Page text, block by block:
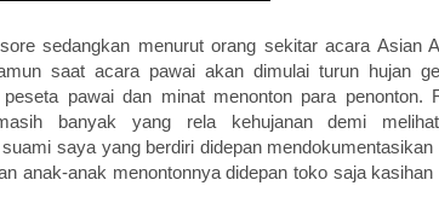
sedangkan menurut orang sekitar acara Asian
saat acara pawai akan dimulai turun hujan
pawai dan minat menonton para penonton.
banyak yang rela kehujanan demi
saya yang berdiri didepan mendokumentasikan
anak-anak menontonnya didepan toko saja kasihan